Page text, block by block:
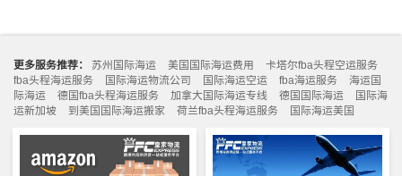
更多服务推荐： 苏州国际海运 美国国际海运费用
卡塔尔fba头程空运服务
fba头程海运服务
国际海运物流公司 国际海运空运 fba海运服务
海运国
际海运
德国fba头程海运服务 加拿大国际海运专线 德国国际海运
国际海
运新加坡
到美国国际海运搬家 荷兰fba头程海运服务 国际海运美国